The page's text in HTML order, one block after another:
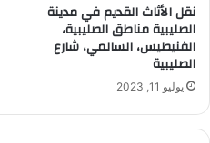
نقل الأثاث القديم في مدينة
الصليبية مناطق الصليبية،
الفنيطيس، السالمي، شارع
الصليبية
يوليو 11, 2023